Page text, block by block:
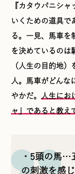
『カタウパニシ
いくための道具で
る。一見、馬車を
を決めているのは
（人生の目的地
人。馬車がどんな
やかだ。
人生にお
ャ」であると教え
・5頭の馬…
の刺激を感じ